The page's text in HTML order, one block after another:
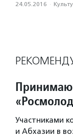
24.05.2016 ·
Участниками
и Абхазии в